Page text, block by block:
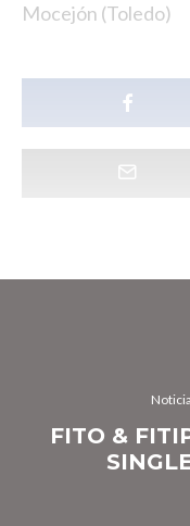
Mocejón (Toledo)
FITO &